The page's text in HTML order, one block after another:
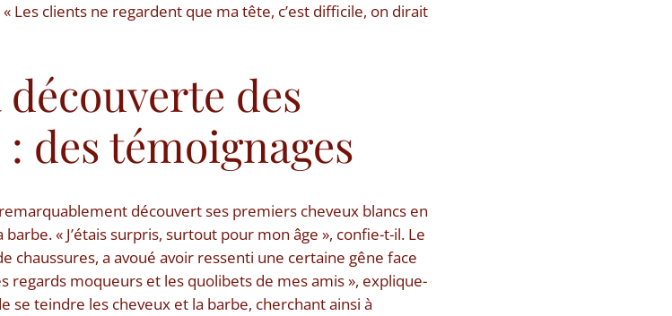
Les clients ne regardent que ma tête, c’est difficile, on dirait
des
des témoignages
découvert ses premiers cheveux blancs en
« J’étais surpris, surtout pour mon âge », confie-t-il. Le
chaussures, a avoué avoir ressenti une certaine gêne face
regards moqueurs et les quolibets de mes amis », explique-
se teindre les cheveux et la barbe, cherchant ainsi à